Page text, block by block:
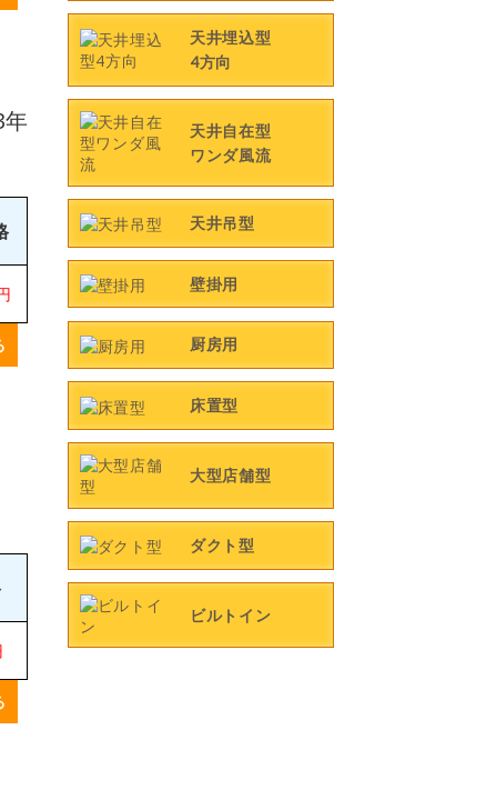
天井埋込型
4方向
天井自在型
ワンダ風流
天井吊型
壁掛用
厨房用
床置型
大型店舗型
ダクト型
ビルトイン